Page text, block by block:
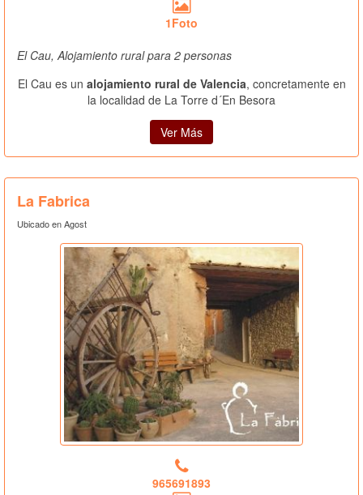
1Foto
El Cau, Alojamiento rural para 2 personas
El Cau es un alojamiento rural de Valencia, concretamente en
la localidad de La Torre d´En Besora
Ver Más
La Fabrica
Ubicado en Agost
965691893